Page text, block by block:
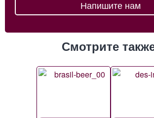
Напишите нам
Смотрите